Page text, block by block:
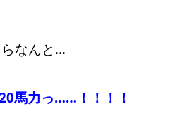
なんと…
馬力っ……！！！！